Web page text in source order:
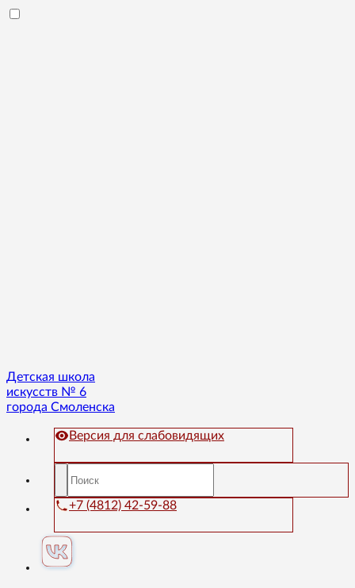
Детская школа
искусств № 6
города Смоленска
Версия для слабовидящих
+7 (4812) 42-59-88